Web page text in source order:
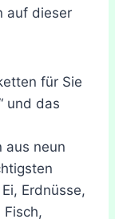
auf dieser
für Sie
und das
aus neun
Erdnüsse,
Fisch,